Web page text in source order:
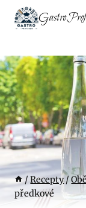
Přeskočit
/ Recepty/
předkové